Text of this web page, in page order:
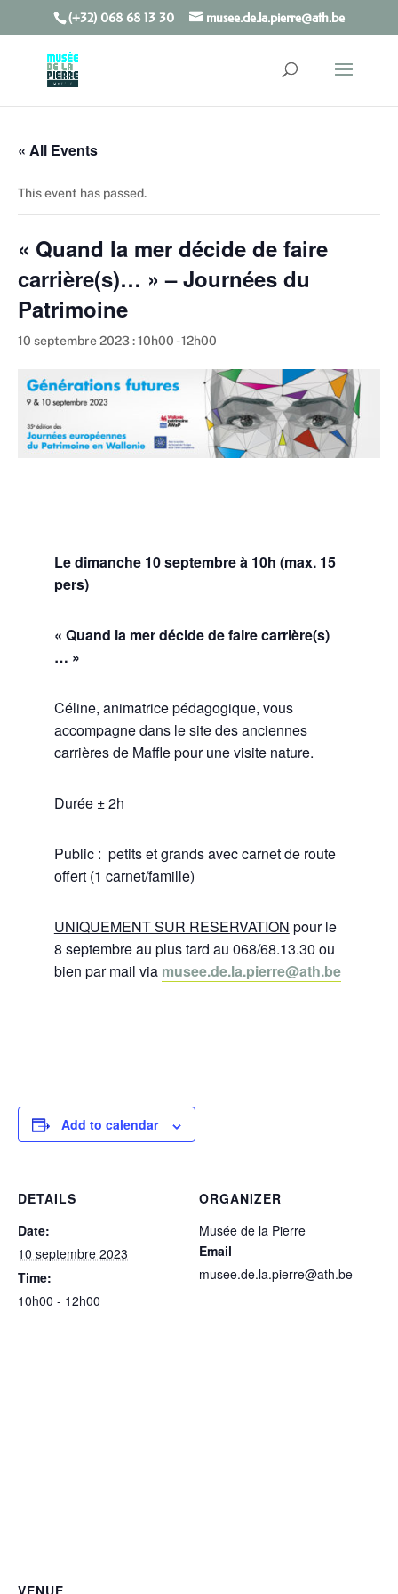
Open toolbar
(+32) 068 68 13 30 musee.de.la.pierre@ath.be
« All Events
This event has passed.
« Quand la mer décide de faire
carrière(s)… » – Journées du
Patrimoine
10 septembre 2023 : 10h00 -12h00
Le dimanche 10 septembre à 10h (max. 15
pers)
« Quand la mer décide de faire carrière(s)
… »
Céline, animatrice pédagogique, vous
accompagne dans le site des anciennes
carrières de Maffle pour une visite nature.
Durée ± 2h
Public : petits et grands avec carnet de route
offert (1 carnet/famille)
UNIQUEMENT SUR RESERVATION pour le
8 septembre au plus tard au 068/68.13.30 ou
bien par mail via musee.de.la.pierre@ath.be
Add to calendar
DETAILS
Date:
10 septembre 2023
Time:
10h00 - 12h00
ORGANIZER
Musée de la Pierre
Email
musee.de.la.pierre@ath.be